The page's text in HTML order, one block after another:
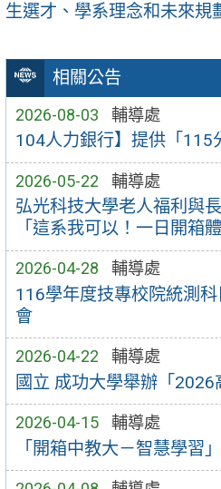
相關公告
2026-08-03 輔導處
104人力銀行】提供「115
2026-05-22 輔導處
弘光科技大學老人福利與
「這系我可以！一日開箱體
2026-04-28 輔導處
116學年度技專校院統測
會
2026-04-22 輔導處
國立 成功大學舉辦「2026
2026-04-15 輔導處
「開箱中教大－智慧學習
生選才、學系理念和未來規